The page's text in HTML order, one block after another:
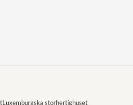
Luxemburgska storhertighuset